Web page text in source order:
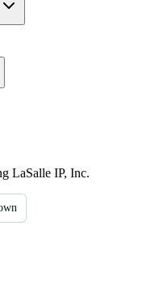
LaSalle IP, Inc.